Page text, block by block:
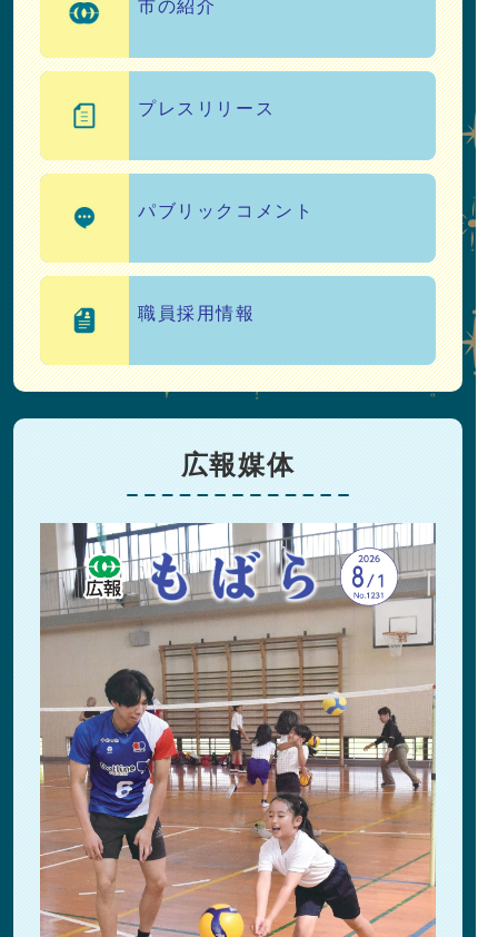
市の紹介
プレスリリース
パブリックコメント
職員採用情報
広報媒体
広報